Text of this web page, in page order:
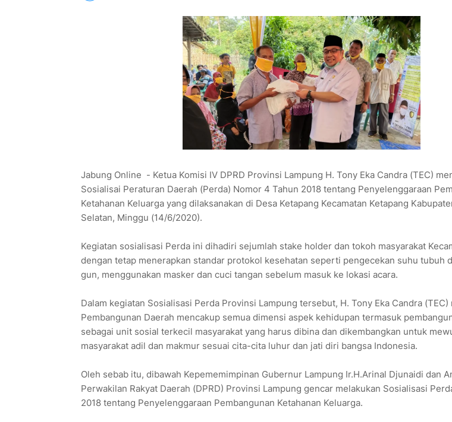
Jabung Online - Ketua Komisi IV DPRD Provinsi Lampung H. Tony Eka Candra (TEC)
Sosialisai Peraturan Daerah (Perda) Nomor 4 Tahun 2018 tentang Penyelenggaraan
Ketahanan Keluarga yang dilaksanakan di Desa Ketapang Kecamatan Ketapang
Selatan, Minggu (14/6/2020).
Kegiatan sosialisasi Perda ini dihadiri sejumlah stake holder dan tokoh masyarakat
dengan tetap menerapkan standar protokol kesehatan seperti pengecekan suhu tubuh
gun, menggunakan masker dan cuci tangan sebelum masuk ke lokasi acara.
Dalam kegiatan Sosialisasi Perda Provinsi Lampung tersebut, H. Tony Eka Candra (TEC)
Pembangunan Daerah mencakup semua dimensi aspek kehidupan termasuk
sebagai unit sosial terkecil masyarakat yang harus dibina dan dikembangkan untuk
masyarakat adil dan makmur sesuai cita-cita luhur dan jati diri bangsa Indonesia.
Oleh sebab itu, dibawah Kepememimpinan Gubernur Lampung Ir.H.Arinal Djunaidi dan
Perwakilan Rakyat Daerah (DPRD) Provinsi Lampung gencar melakukan Sosialisasi
2018 tentang Penyelenggaraan Pembangunan Ketahanan Keluarga.